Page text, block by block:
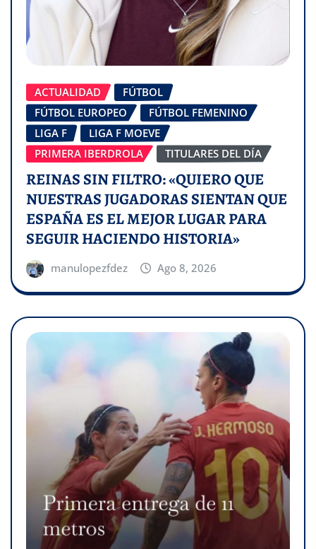
ACTUALIDAD
FÚTBOL
FÚTBOL EUROPEO
FÚTBOL FEMENINO
LIGA F
LIGA F MOEVE
PRIMERA IBERDROLA
TITULARES DEL DÍA
REINAS SIN FILTRO: «QUIERO QUE
NUESTRAS JUGADORAS SIENTAN QUE
ESPAÑA ES EL MEJOR LUGAR PARA
SEGUIR HACIENDO HISTORIA»
manulopezfdez Ago 8, 2026